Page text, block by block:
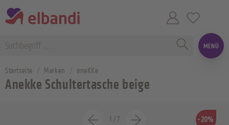
MENÜ
Startseite Marken aneKKe
Anekke Schultertasche beige
-20%
1 /7